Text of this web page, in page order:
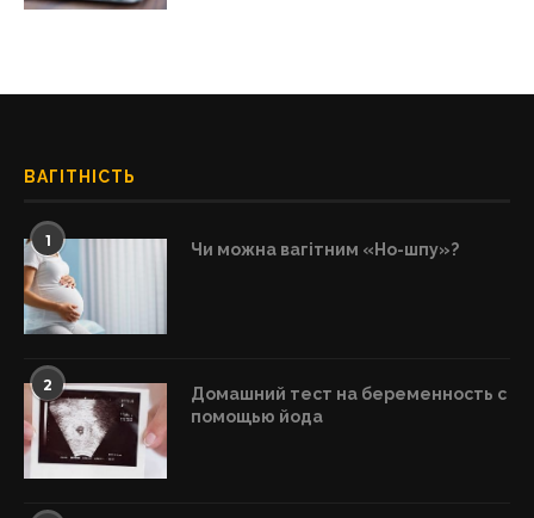
ВАГІТНІСТЬ
1 Чи можна вагітним «Но-шпу»?
2
Домашний тест на беременность с
помощью йода